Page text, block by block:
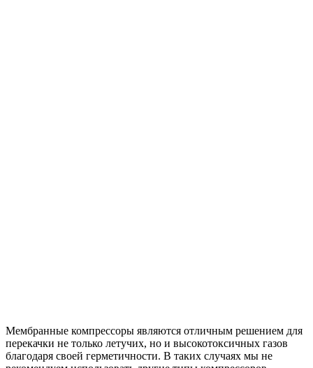
Мембранные компрессоры являются отличным решением для
перекачки не только летучих, но и высокотоксичных газов
благодаря своей герметичности. В таких случаях мы не